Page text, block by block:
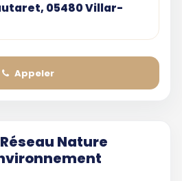
05480 Villar-
Appeler
Nature